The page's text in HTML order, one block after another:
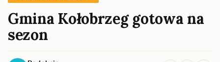
Gmina Kołobrzeg gotowa na
sezon